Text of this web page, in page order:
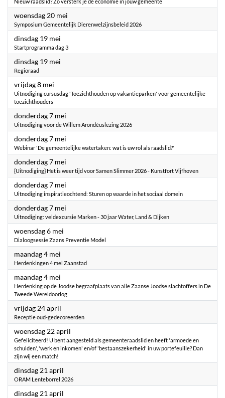
woensdag 20 mei
Symposium Gemeentelijk Dierenwelzijnsbeleid 2026
dinsdag 19 mei
Startprogramma dag 3
dinsdag 19 mei
Regioraad
vrijdag 8 mei
Uitnodiging cursusdag 'Toezichthouden op vakantieparken' voor gemeentelijke
toezichthouders
donderdag 7 mei
Uitnodiging voor de Willem Arondéuslezing 2026
donderdag 7 mei
Webinar 'De gemeentelijke watertaken: wat is uw rol als raadslid?'
donderdag 7 mei
{Uitnodiging} Het is weer tijd voor Samen Slimmer 2026 - Kunstfort Vijfhoven
donderdag 7 mei
Uitnodiging inspiratieochtend: Sturen op waarde in het sociaal domein
donderdag 7 mei
Uitnodiging: veldexcursie Marken - 30 jaar Water, Land & Dijken
woensdag 6 mei
Dialoogsessie Zaans Preventie Model
maandag 4 mei
Herdenkingen 4 mei Zaanstad
maandag 4 mei
Herdenking op de Joodse begraafplaats van alle Zaanse Joodse slachtoffers in De
Tweede Wereldoorlog
vrijdag 24 april
Receptie oud-gedecoreerden
woensdag 22 april
Gefeliciteerd! U bent aangesteld als gemeenteraadslid en heeft 'armoede en
schulden', 'werk en inkomen' en/of 'bestaanszekerheid' in uw portefeuille? Dan
zijn wij een match!
dinsdag 21 april
ORAM Lenteborrel 2026
dinsdag 21 april